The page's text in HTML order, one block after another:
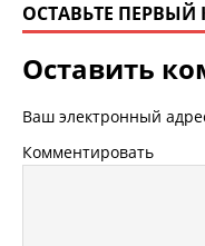
ОСТАВЬТЕ
Оставить
Ваш электронный
Комментировать